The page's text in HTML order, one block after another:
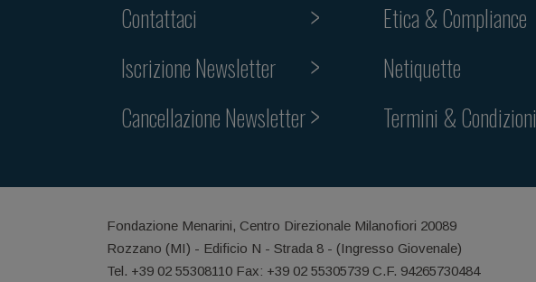
Contattaci
Iscrizione Newsletter
Cancellazione Newsletter
Etica & Compliance
Netiquette
Termini & Condizioni
Fondazione Menarini, Centro Direzionale Milanofiori 20089
Rozzano (MI) - Edificio N - Strada 8 - (Ingresso Giovenale)
Tel. +39 02 55308110 Fax: +39 02 55305739 C.F. 94265730484